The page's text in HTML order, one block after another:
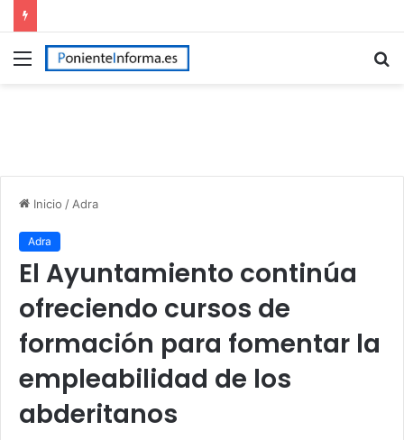
Menú
Inicio / Adra
Adra
El Ayuntamiento continúa
ofreciendo cursos de
formación para fomentar la
empleabilidad de los
abderitanos